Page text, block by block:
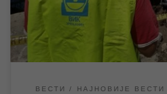
током извођења радова […]
ВЕСТИ НАЈНОВИЈЕ ВЕСТИ